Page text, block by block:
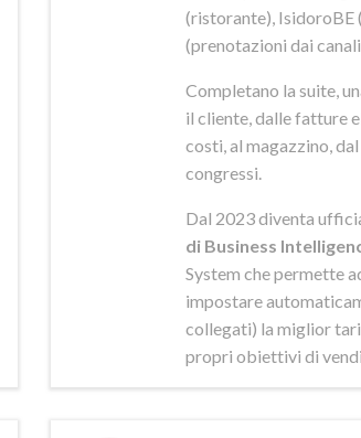
(ristorante),
(prenotazioni dai canali
Completano la suite,
il cliente, dalle fatture
costi, al magazzino,
congressi.
Dal 2023 diventa
di Business
System che permette
impostare
collegati) la miglior
propri obiettivi di